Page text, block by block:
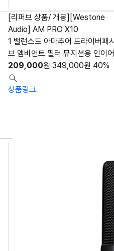
[리퍼브 상품/ 개봉][Westone
Audio] AM PRO X10
1 밸런스드 아마추어 드라이버패시
브 앰비언트 필터 뮤지션용 인이어
209,000원 349,000원 40%
상품링크